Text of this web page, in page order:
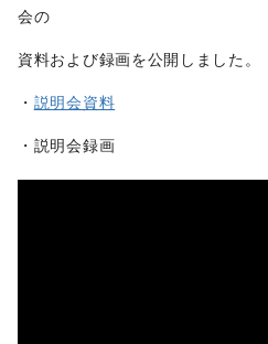
会の
資料および録画を公開しました。
・ 説明会資料
・説明会録画